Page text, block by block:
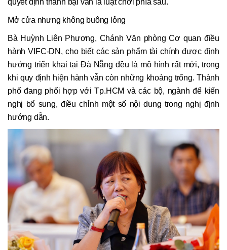
quyết định thành bại vẫn là luật chơi phía sau.
Mở cửa nhưng không buông lỏng
Bà Huỳnh Liên Phương, Chánh Văn phòng Cơ quan điều
hành VIFC-DN, cho biết các sản phẩm tài chính được định
hướng triển khai tại Đà Nẵng đều là mô hình rất mới, trong
khi quy định hiện hành vẫn còn những khoảng trống. Thành
phố đang phối hợp với Tp.HCM và các bộ, ngành để kiến
nghị bổ sung, điều chỉnh một số nội dung trong nghị định
hướng dẫn.